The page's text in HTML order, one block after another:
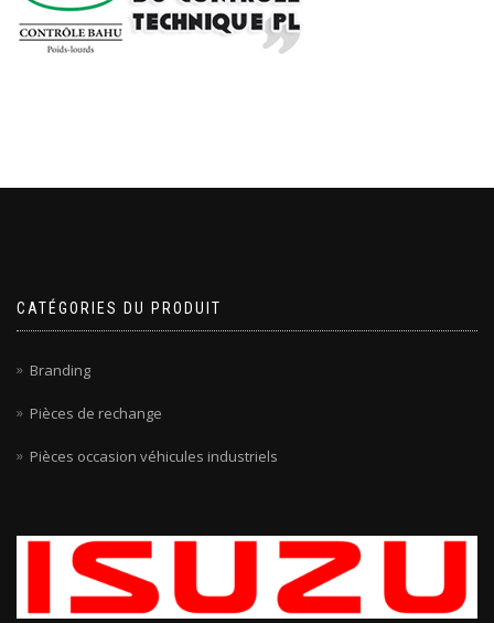
CATÉGORIES DU PRODUIT
Branding
Pièces de rechange
Pièces occasion véhicules industriels